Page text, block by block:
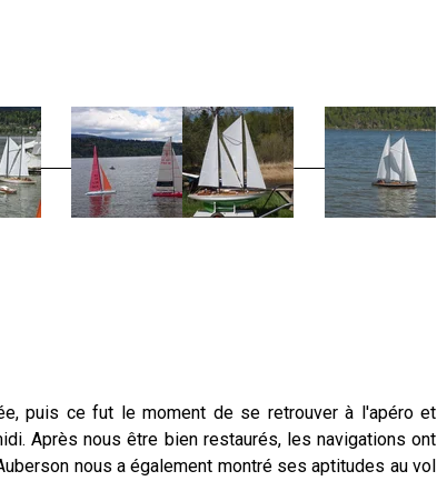
puis ce fut le moment de se retrouver à l'apéro et
Après nous être bien restaurés, les navigations ont
nous a également montré ses aptitudes au vol